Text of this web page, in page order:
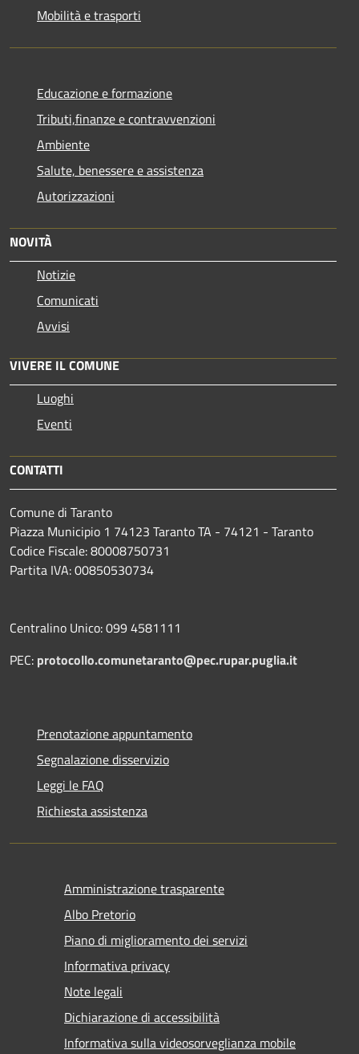
Mobilità e trasporti
Educazione e formazione
Tributi,finanze e contravvenzioni
Ambiente
Salute, benessere e assistenza
Autorizzazioni
NOVITÀ
Notizie
Comunicati
Avvisi
VIVERE IL COMUNE
Luoghi
Eventi
CONTATTI
Comune di Taranto
Piazza Municipio 1 74123 Taranto TA - 74121 - Taranto
Codice Fiscale: 80008750731
Partita IVA: 00850530734
Centralino Unico: 099 4581111
PEC: protocollo.comunetaranto@pec.rupar.puglia.it
Prenotazione appuntamento
Segnalazione disservizio
Leggi le FAQ
Richiesta assistenza
Amministrazione trasparente
Albo Pretorio
Piano di miglioramento dei servizi
Informativa privacy
Note legali
Dichiarazione di accessibilità
Informativa sulla videosorveglianza mobile